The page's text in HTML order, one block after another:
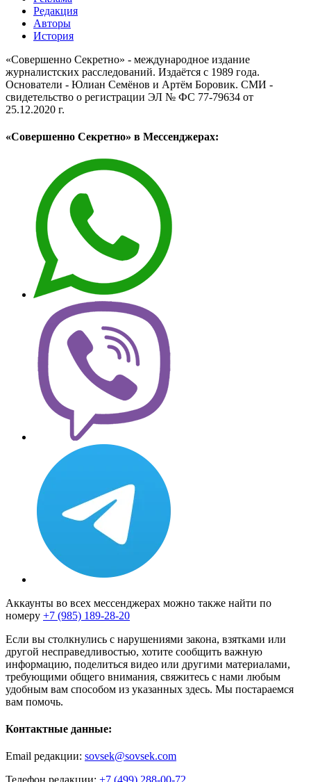
Редакция
Авторы
История
«Совершенно Секретно» - международное издание
журналистских расследований. Издаётся с 1989 года.
Основатели - Юлиан Семёнов и Артём Боровик. CМИ -
свидетельство о регистрации ЭЛ № ФС 77-79634 от
25.12.2020 г.
«Совершенно Секретно» в Мессенджерах:
Аккаунты во всех мессенджерах можно также найти по
номеру +7 (985) 189-28-20
Если вы столкнулись с нарушениями закона, взятками или
другой несправедливостью, хотите сообщить важную
информацию, поделиться видео или другими материалами,
требующими общего внимания, свяжитесь с нами любым
удобным вам способом из указанных здесь. Мы постараемся
вам помочь.
Контактные данные:
Email редакции: sovsek@sovsek.com